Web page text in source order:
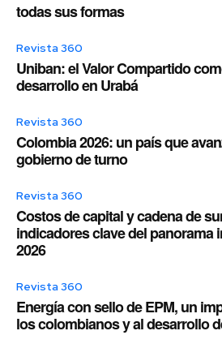
todas sus formas
Revista 360
Uniban: el Valor Compartido
desarrollo en Urabá
Revista 360
Colombia 2026: un país que
gobierno de turno
Revista 360
Costos de capital y cadena de
indicadores clave del panorama
2026
Revista 360
Energía con sello de EPM, un
los colombianos y al desarrollo